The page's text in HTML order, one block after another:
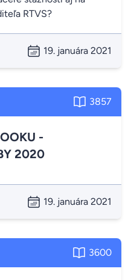
RTVS?
19. januára 2021
3857
-
2020
19. januára 2021
3600